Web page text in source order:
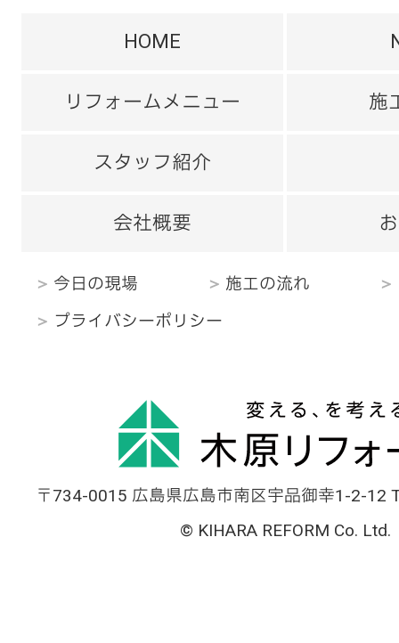
HOME
リフォームメニュー 施
スタッフ紹介
会社概要
今日の現場 施工の流れ
プライバシーポリシー
〒734-0015 広島県広島市南区宇品御幸1-2-12
© KIHARA REFORM Co. Ltd.